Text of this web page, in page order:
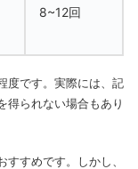
8~12回
度です。実際には、記
得られない場合もあり
すめです。しかし、